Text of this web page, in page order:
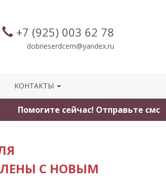
+7 (925) 003 62 78
dobrieserdcem@yandex.ru
КОНТАКТЫ
Помогите сейчас! Отправьте смс
С НОВЫМ